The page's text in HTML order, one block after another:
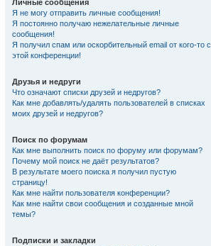
Личные сообщения
Я не могу отправить личные сообщения!
Я постоянно получаю нежелательные личные
сообщения!
Я получил спам или оскорбительный email от кого-то с
этой конференции!
Друзья и недруги
Что означают списки друзей и недругов?
Как мне добавлять/удалять пользователей в списках
моих друзей и недругов?
Поиск по форумам
Как мне выполнить поиск по форуму или форумам?
Почему мой поиск не даёт результатов?
В результате моего поиска я получил пустую
страницу!
Как мне найти пользователя конференции?
Как мне найти свои сообщения и созданные мной
темы?
Подписки и закладки